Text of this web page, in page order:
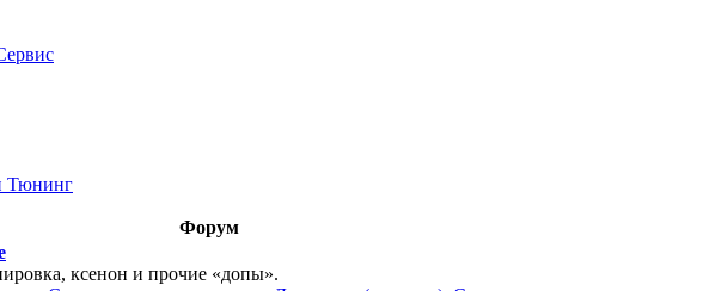
Тюнинг
Форум
ксенон и прочие «допы».